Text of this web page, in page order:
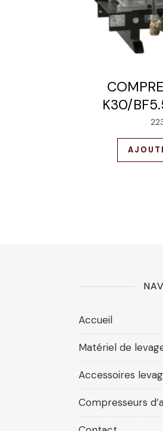
K30/
Accueil
Matériel de
Accessoires
Compresseurs